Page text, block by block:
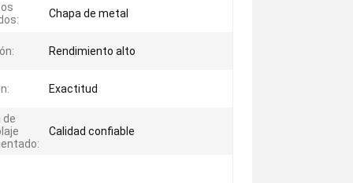
Chapa de metal
Rendimiento alto
Exactitud
de
Calidad confiable